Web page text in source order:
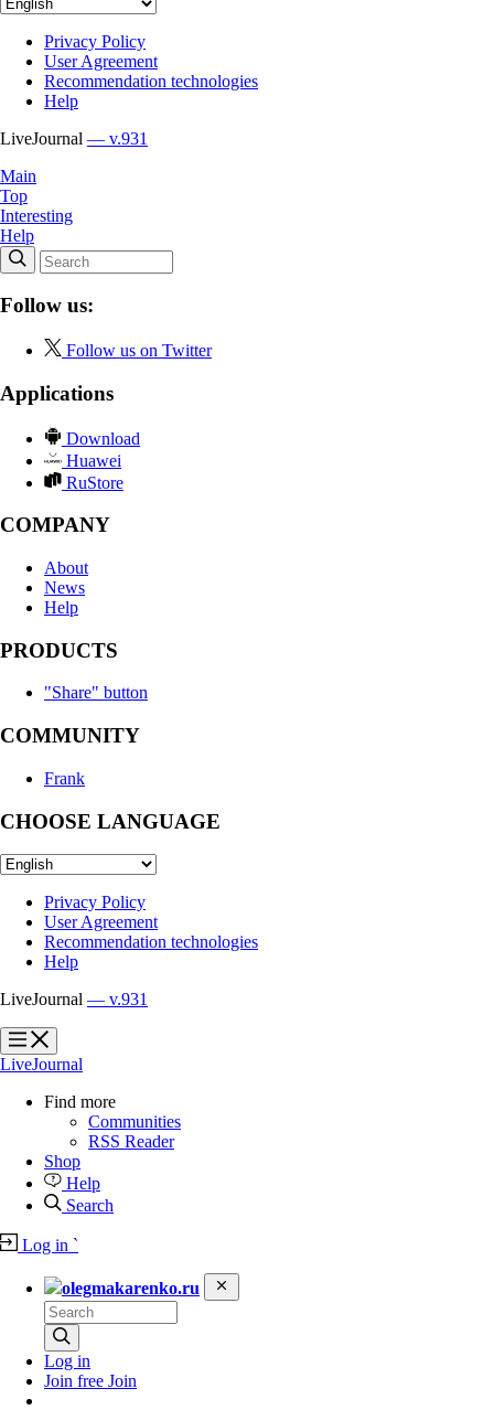
Privacy Policy
User Agreement
Recommendation technologies
Help
LiveJournal — v.931
Main
Top
Interesting
Help
Follow us:
Follow us on Twitter
Applications
Download
Huawei
RuStore
COMPANY
About
News
Help
PRODUCTS
"Share" button
COMMUNITY
Frank
CHOOSE LANGUAGE
Privacy Policy
User Agreement
Recommendation technologies
Help
LiveJournal — v.931
?
?
LiveJournal
Find more
Communities
RSS Reader
Shop
Help
Search
Log in `
olegmakarenko.ru
Log in
Join free Join